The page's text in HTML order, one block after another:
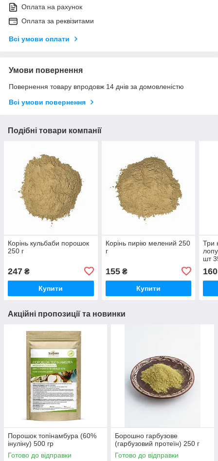
Оплата на рахунок
Оплата за реквізитами
Всі умови оплати
Умови повернення
Повернення товару впродовж 14 днів за домовленістю
Всі умови повернення
Подібні товари компанії
Корінь кульбаби порошок
250 г
247 ₴
Купити
Корінь пирію мелений 250
г
155₴
Купити
Три
шт
160
Акційні пропозиції та новинки
Порошок топінамбура (60%
інуліну) 500 гр
Готово до відправки
Борошно гарбузове
(гарбузовий протеїн) 250 г
Готово до відправки